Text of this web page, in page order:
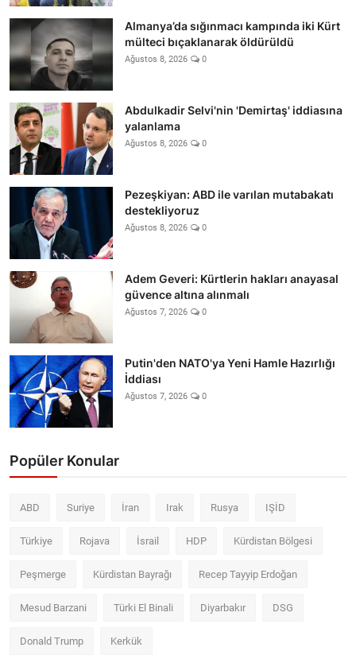
Almanya’da sığınmacı kampında iki Kürt
mülteci bıçaklanarak öldürüldü
Ağustos 8, 2026 0
Abdulkadir Selvi'nin 'Demirtaş' iddiasına
yalanlama
Ağustos 8, 2026 0
Pezeşkiyan: ABD ile varılan mutabakatı
destekliyoruz
Ağustos 8, 2026 0
Adem Geveri: Kürtlerin hakları anayasal
güvence altına alınmalı
Ağustos 7, 2026 0
Putin'den NATO'ya Yeni Hamle Hazırlığı
İddiası
Ağustos 7, 2026 0
Popüler Konular
ABD Suriye İran Irak Rusya IŞİD
Türkiye Rojava İsrail HDP Kürdistan Bölgesi
Peşmerge Kürdistan Bayrağı Recep Tayyip Erdoğan
Mesud Barzani Türki El Binali Diyarbakır DSG
Donald Trump Kerkük